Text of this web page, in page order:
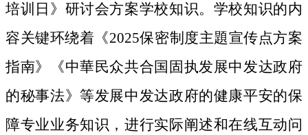
培训日》研讨会方案学校知识。学校知识的内
容关键环绕着《2025保密制度主題宣传点方案
指南》《中華民众共合国固执发展中发达政府
的秘事法》等发展中发达政府的健康平安的保
障专业业务知识，进行实际阐述和在线互动问